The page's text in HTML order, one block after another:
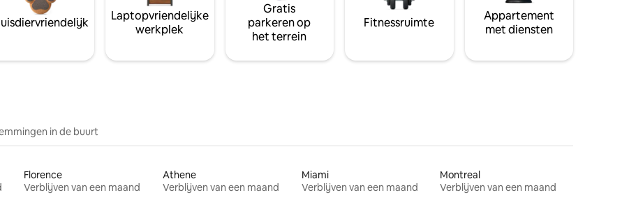
Laptopvriendelijke
werkplek
Gratis
parkeren op
het terrein
Fitnessruimte
Appartement
met diensten
in de buurt
Florence
Verblijven van een maand
Athene
Verblijven van een maand
Miami
Verblijven van een maand
Montreal
Verblijven van een maand